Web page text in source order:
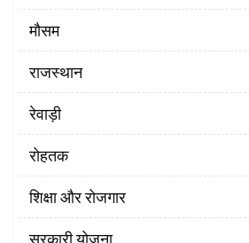
मौसम
राजस्थान
रेवाड़ी
रोहतक
शिक्षा और रोजगार
सरकारी योजना